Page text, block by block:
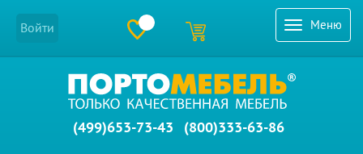
Меню
Войти
(499)653-73-43 (800)333-63-86